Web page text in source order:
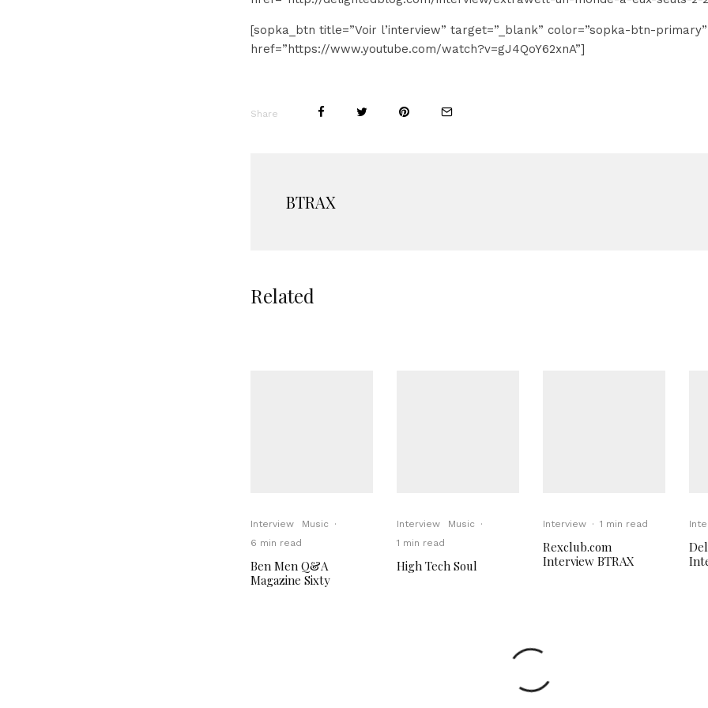
[sopka_btn title=”Voir l’interview” target=”_blank” color=”sopka-btn-primary”
href=”https://www.youtube.com/watch?v=gJ4QoY62xnA”]
Share
BTRAX
Related
Interview Music ·
6 min read
Ben Men Q&A
Magazine Sixty
Interview Music ·
1 min read
High Tech Soul
Interview · 1 min read
Rexclub.com
Interview BTRAX